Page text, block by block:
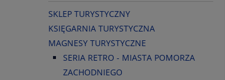
SKLEP TURYSTYCZNY
KSIĘGARNIA TURYSTYCZNA
MAGNESY TURYSTYCZNE
SERIA RETRO - MIASTA POMORZA
ZACHODNIEGO